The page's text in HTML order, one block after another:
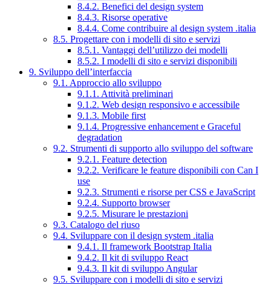
8.4.2. Benefici del design system
8.4.3. Risorse operative
8.4.4. Come contribuire al design system .italia
8.5. Progettare con i modelli di sito e servizi
8.5.1. Vantaggi dell’utilizzo dei modelli
8.5.2. I modelli di sito e servizi disponibili
9. Sviluppo dell’interfaccia
9.1. Approccio allo sviluppo
9.1.1. Attività preliminari
9.1.2. Web design responsivo e accessibile
9.1.3. Mobile first
9.1.4. Progressive enhancement e Graceful
degradation
9.2. Strumenti di supporto allo sviluppo del software
9.2.1. Feature detection
9.2.2. Verificare le feature disponibili con Can I
use
9.2.3. Strumenti e risorse per CSS e JavaScript
9.2.4. Supporto browser
9.2.5. Misurare le prestazioni
9.3. Catalogo del riuso
9.4. Sviluppare con il design system .italia
9.4.1. Il framework Bootstrap Italia
9.4.2. Il kit di sviluppo React
9.4.3. Il kit di sviluppo Angular
9.5. Sviluppare con i modelli di sito e servizi